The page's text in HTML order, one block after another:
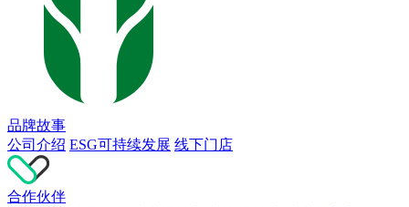
品牌故事
公司介绍 ESG可持续发展 线下门店
合作伙伴